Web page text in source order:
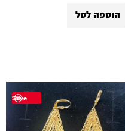
הוספה לסל
Save